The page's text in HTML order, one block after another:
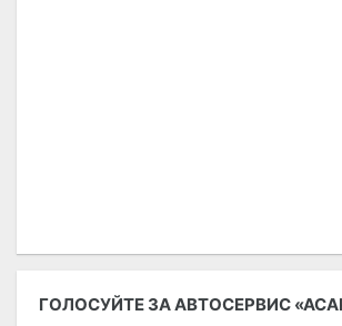
ГОЛОСУЙТЕ ЗА АВТОСЕРВИС